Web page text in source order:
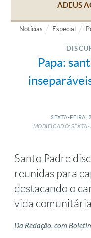
ADEUS
Notícias Especial
Papa:
SEXTA-FEIRA,
MODIFICADO: SEXTA-
Santo Padre
reunidas para
destacando o
vida comunitária
Da Redação, com